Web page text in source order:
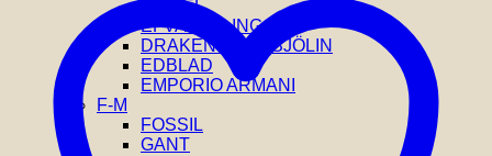
DIESEL
EFVA ATTLING
DRAKENBERG SJÖLIN
EDBLAD
EMPORIO ARMANI
F-M
FOSSIL
GANT
FESTIVE
COMBO
mängd